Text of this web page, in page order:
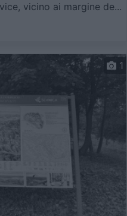
vicino ai margine de...
1